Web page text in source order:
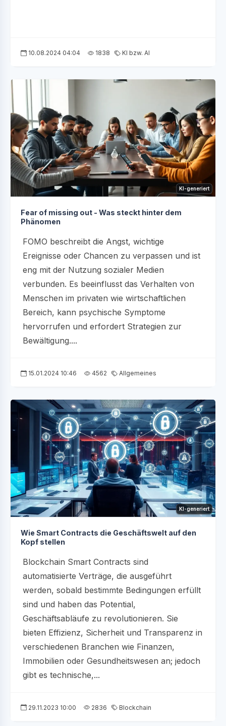
10.08.2024 04:04 1838 KI bzw. AI
KI-generiert
Fear of missing out - Was steckt hinter dem
Phänomen
FOMO beschreibt die Angst, wichtige
Ereignisse oder Chancen zu verpassen und ist
eng mit der Nutzung sozialer Medien
verbunden. Es beeinflusst das Verhalten von
Menschen im privaten wie wirtschaftlichen
Bereich, kann psychische Symptome
hervorrufen und erfordert Strategien zur
Bewältigung....
15.01.2024 10:46 4562 Allgemeines
KI-generiert
Wie Smart Contracts die Geschäftswelt auf den
Kopf stellen
Blockchain Smart Contracts sind
automatisierte Verträge, die ausgeführt
werden, sobald bestimmte Bedingungen erfüllt
sind und haben das Potential,
Geschäftsabläufe zu revolutionieren. Sie
bieten Effizienz, Sicherheit und Transparenz in
verschiedenen Branchen wie Finanzen,
Immobilien oder Gesundheitswesen an; jedoch
gibt es technische,...
29.11.2023 10:00 2836 Blockchain